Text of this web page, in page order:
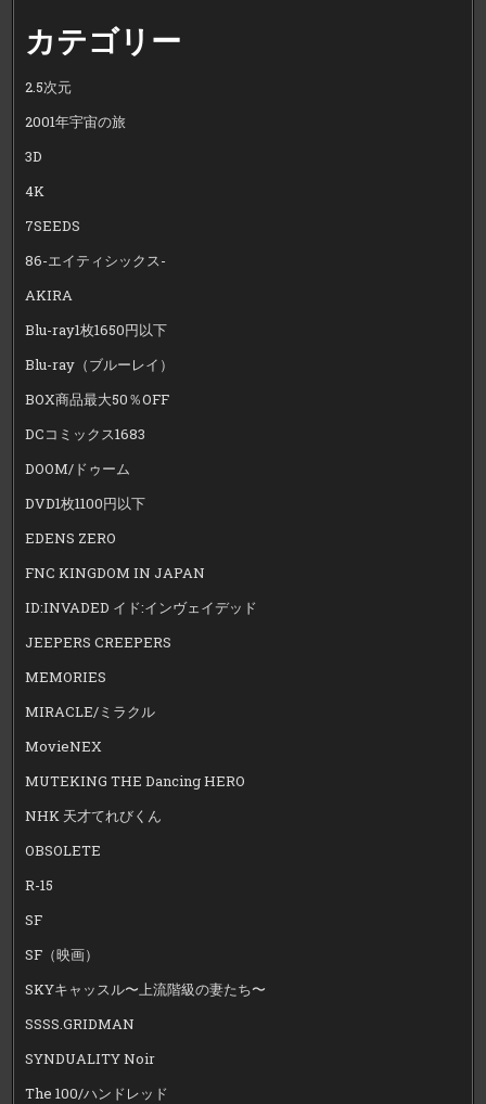
カテゴリー
2.5次元
2001年宇宙の旅
3D
4K
7SEEDS
86-エイティシックス-
AKIRA
Blu-ray1枚1650円以下
Blu-ray（ブルーレイ）
BOX商品最大50％OFF
DCコミックス1683
DOOM/ドゥーム
DVD1枚1100円以下
EDENS ZERO
FNC KINGDOM IN JAPAN
ID:INVADED イド:インヴェイデッド
JEEPERS CREEPERS
MEMORIES
MIRACLE/ミラクル
MovieNEX
MUTEKING THE Dancing HERO
NHK 天才てれびくん
OBSOLETE
R-15
SF
SF（映画）
SKYキャッスル〜上流階級の妻たち〜
SSSS.GRIDMAN
SYNDUALITY Noir
The 100/ハンドレッド